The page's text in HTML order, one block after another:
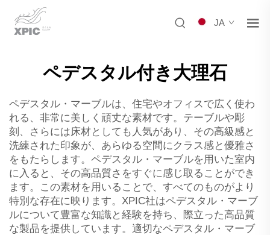
JA
ペデスタル付き大理石
ペデスタル・マーブルは、住宅やオフィスで広く使わ
れる、非常に美しく頑丈な素材です。テーブルや彫
刻、さらには床材としても人気があり、その高級感と
洗練された印象が、あらゆる空間にクラス感と優雅さ
をもたらします。ペデスタル・マーブルを用いた室内
に入ると、その高品質さをすぐに感じ取ることができ
ます。この素材を用いることで、すべてのものがより
特別な存在に映ります。XPIC社はペデスタル・マーブ
ルについて豊富な知識と経験を持ち、際立った高品質
な製品を提供しています。適切なペデスタル・マーブ